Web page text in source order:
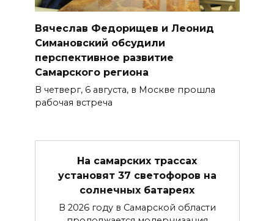
Вячеслав Федорищев и Леонид
Симановский обсудили
перспективное развитие
Самарского региона
В четверг, 6 августа, в Москве прошла
рабочая встреча
На самарских трассах
установят 37 светофоров на
солнечных батареях
В 2026 году в Самарской области